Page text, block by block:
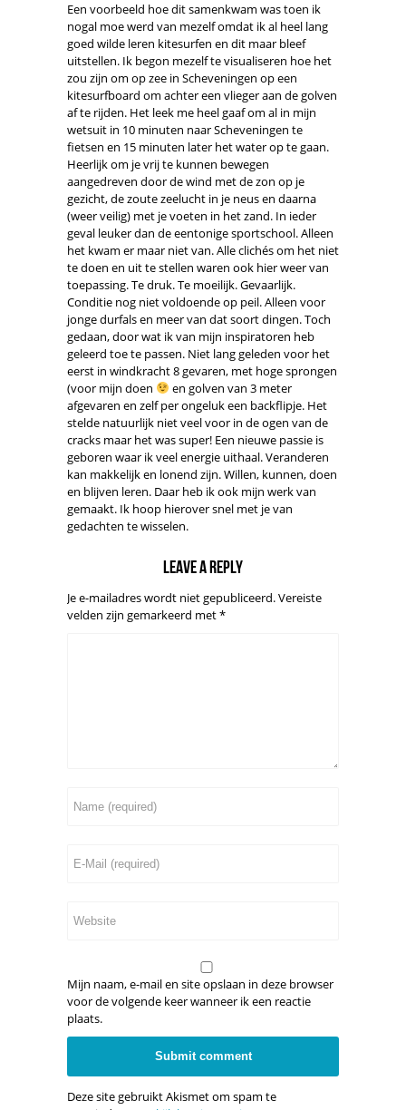
Een voorbeeld hoe dit samenkwam was toen ik
nogal moe werd van mezelf omdat ik al heel lang
goed wilde leren kitesurfen en dit maar bleef
uitstellen. Ik begon mezelf te visualiseren hoe het
zou zijn om op zee in Scheveningen op een
kitesurfboard om achter een vlieger aan de golven
af te rijden. Het leek me heel gaaf om al in mijn
wetsuit in 10 minuten naar Scheveningen te
fietsen en 15 minuten later het water op te gaan.
Heerlijk om je vrij te kunnen bewegen
aangedreven door de wind met de zon op je
gezicht, de zoute zeelucht in je neus en daarna
(weer veilig) met je voeten in het zand. In ieder
geval leuker dan de eentonige sportschool. Alleen
het kwam er maar niet van. Alle clichés om het niet
te doen en uit te stellen waren ook hier weer van
toepassing. Te druk. Te moeilijk. Gevaarlijk.
Conditie nog niet voldoende op peil. Alleen voor
jonge durfals en meer van dat soort dingen. Toch
gedaan, door wat ik van mijn inspiratoren heb
geleerd toe te passen. Niet lang geleden voor het
eerst in windkracht 8 gevaren, met hoge sprongen
(voor mijn doen
en golven van 3 meter
afgevaren en zelf per ongeluk een backflipje. Het
stelde natuurlijk niet veel voor in de ogen van de
cracks maar het was super! Een nieuwe passie is
geboren waar ik veel energie uithaal. Veranderen
kan makkelijk en lonend zijn. Willen, kunnen, doen
en blijven leren. Daar heb ik ook mijn werk van
gemaakt. Ik hoop hierover snel met je van
gedachten te wisselen.
Leave a reply
Je e-mailadres wordt niet gepubliceerd.Vereiste
velden zijn gemarkeerd met*
Mijn naam, e-mail en site opslaan in deze browser
voor de volgende keer wanneer ik een reactie
plaats.
Deze site gebruikt Akismet om spam te